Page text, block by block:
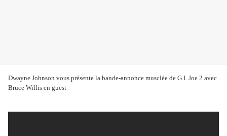
Dwayne Johnson vous présente la bande-annonce musclée de G.I. Joe 2 avec
Bruce Willis en guest